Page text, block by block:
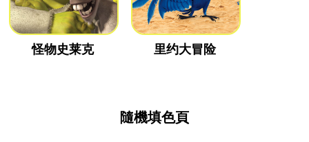
怪物史莱克 里约大冒险
隨機填色頁